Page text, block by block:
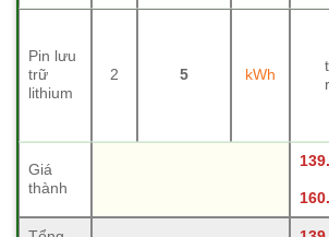
Pin lưu
trữ
lithium
2 5 kWh
Giá
thành